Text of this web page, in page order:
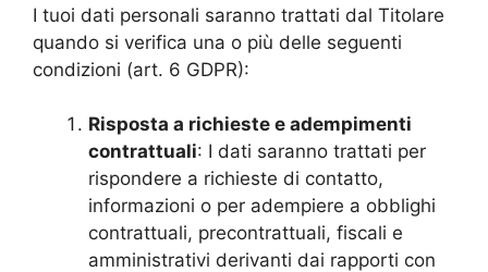
I tuoi dati personali saranno trattati dal Titolare
quando si verifica una o più delle seguenti
condizioni (art. 6 GDPR):
Risposta a richieste e adempimenti
contrattuali: I dati saranno trattati per
rispondere a richieste di contatto,
informazioni o per adempiere a obblighi
contrattuali, precontrattuali, fiscali e
amministrativi derivanti dai rapporti con